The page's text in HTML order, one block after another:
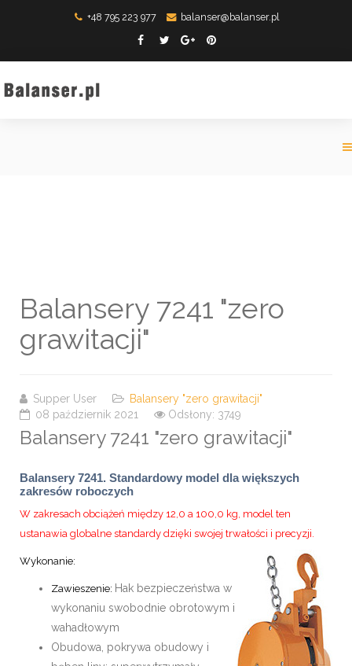
+48 795 223 977 balanser@balanser.pl
Balansery 7241 "zero
grawitacji"
Supper User
Balansery "zero grawitacji"
08 październik 2021
Odsłony: 3749
Balansery 7241 "zero grawitacji"
Balansery 7241. Standardowy model dla większych
zakresów roboczych
W zakresach obciążeń między 12,0 a 100,0 kg, model ten
ustanawia globalne standardy dzięki swojej trwałości i precyzji.
Wykonanie:
Zawieszenie: Hak bezpieczeństwa w
wykonaniu swobodnie obrotowym i
wahadłowym
Obudowa, pokrywa obudowy i